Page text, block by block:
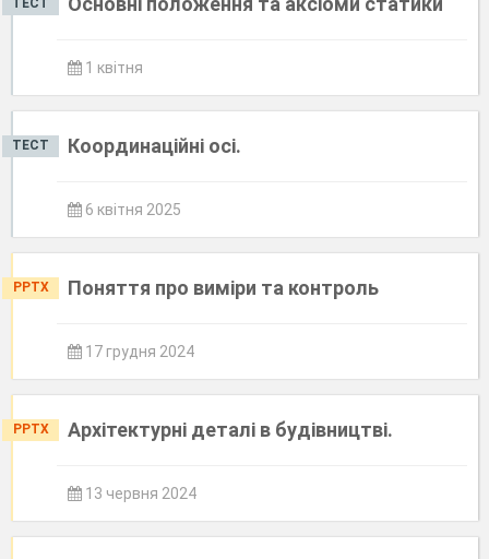
ТЕСТ
1 квітня
ТЕСТ Координаційні осі.
6 квітня 2025
PPTX Поняття про виміри та контроль
17 грудня 2024
PPTX Архітектурні деталі в будівництві.
13 червня 2024